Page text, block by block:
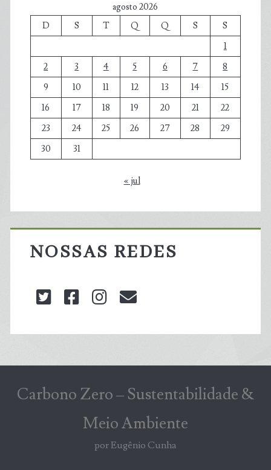
agosto 2026
D
S T Q Q S
S
1
2
3 4 5 6 7
8
9
10 11 12 13 14
15
16
17 18 19 20 21
22
23
24 25 26 27 28
29
30
31
« jul
NOSSAS REDES
twitterfacebookinstagram
Carbono Zero – Sustentabilidade &
Meio Ambiente
por Eugênio Cunha